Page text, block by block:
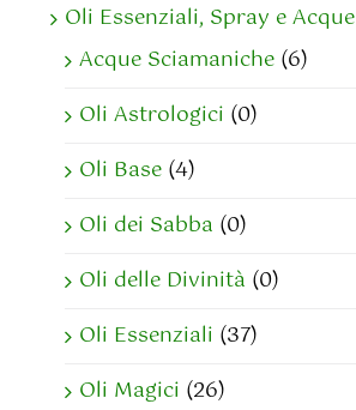
Oli Essenziali, Spray e Acque
Acque Sciamaniche (6)
Oli Astrologici (0)
Oli Base (4)
Oli dei Sabba (0)
Oli delle Divinità (0)
Oli Essenziali (37)
Oli Magici (26)